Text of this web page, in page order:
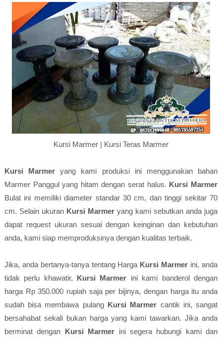
Kursi Marmer | Kursi Teras Marmer
Kursi Marmer yang kami produksi ini menggunakan bahan
Marmer Panggul yang hitam dengan serat halus. Kursi Marmer
Bulat ini memiliki diameter standar 30 cm, dan tinggi sekitar 70
cm. Selain ukuran Kursi Marmeryang kami sebutkan anda juga
dapat request ukuran sesuai dengan keinginan dan kebutuhan
anda, kami siap memproduksinya dengan kualitas terbaik.
Jika, anda bertanya-tanya tentang Harga Kursi Marmer ini, anda
tidak perlu khawatir, Kursi Marmer ini kami banderol dengan
harga Rp 350.000 rupiah saja per bijinya, dengan harga itu anda
sudah bisa membawa pulang Kursi Marmer cantik ini, sangat
bersahabat sekali bukan harga yang kami tawarkan. Jika anda
berminat dengan Kursi Marmer ini segera hubungi kami dan